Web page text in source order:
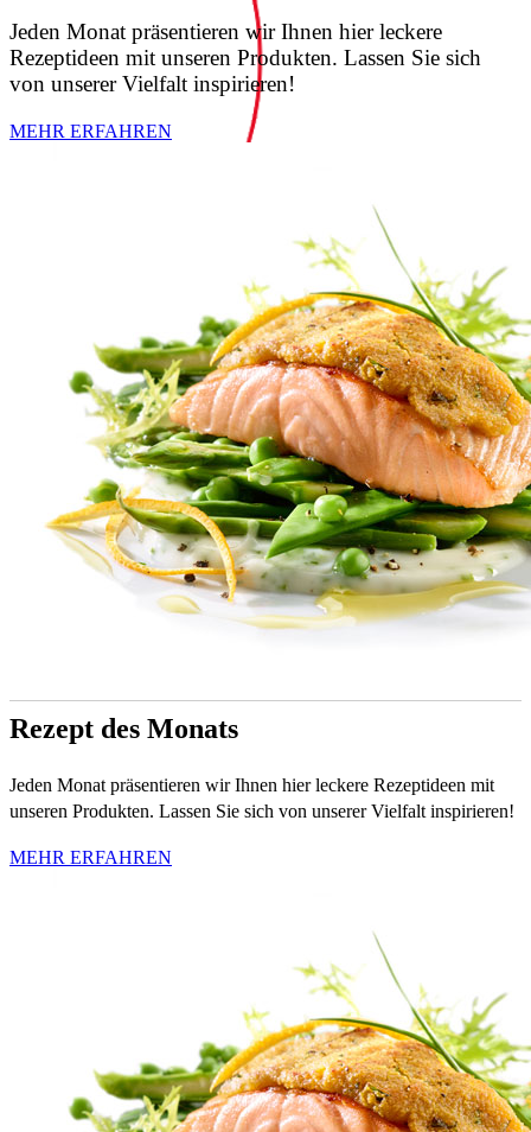
Jeden Monat präsentieren wir Ihnen hier leckere
Rezeptideen mit unseren Produkten. Lassen Sie sich
von unserer Vielfalt inspirieren!
MEHR ERFAHREN
Rezept des Monats
Jeden Monat präsentieren wir Ihnen hier leckere Rezeptideen mit
unseren Produkten. Lassen Sie sich von unserer Vielfalt inspirieren!
MEHR ERFAHREN